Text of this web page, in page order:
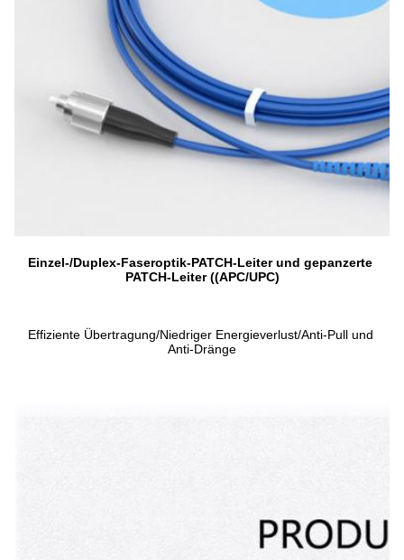
Einzel-/Duplex-Faseroptik-PATCH-Leiter und gepanzerte
PATCH-Leiter ((APC/UPC)
Effiziente Übertragung/Niedriger Energieverlust/Anti-Pull und
Anti-Dränge